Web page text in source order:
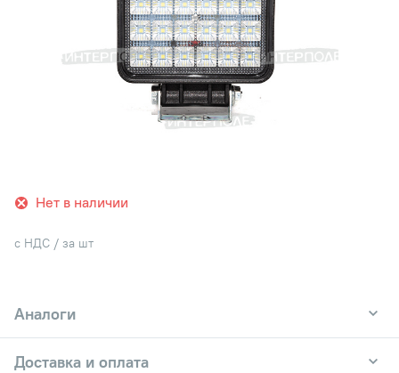
Нет в наличии
с НДС / за шт
Аналоги
Доставка и оплата